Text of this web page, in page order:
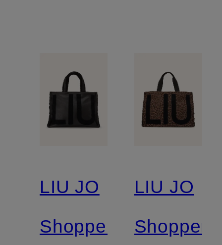
LIU JO
Shopper
LIU JO
Shopper